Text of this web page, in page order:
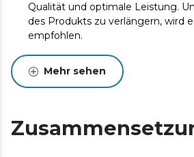
Qualität und optimale Leistung.
des Produkts zu verlängern, wird
empfohlen.
Mehr sehen